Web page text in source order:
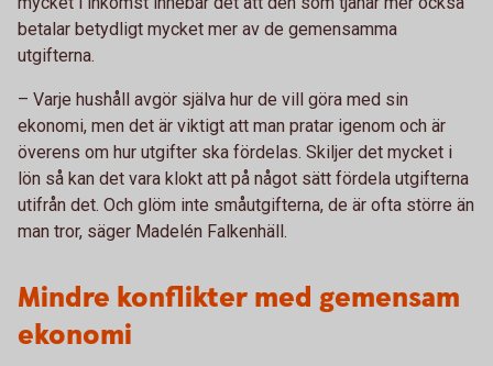
betalar betydligt mycket mer av de gemensamma
utgifterna.
– Varje hushåll avgör själva hur de vill göra med sin
ekonomi, men det är viktigt att man pratar igenom och är
överens om hur utgifter ska fördelas. Skiljer det mycket i
lön så kan det vara klokt att på något sätt fördela utgifterna
utifrån det. Och glöm inte småutgifterna, de är ofta större än
man tror, säger Madelén Falkenhäll.
Mindre konflikter med gemensam
ekonomi